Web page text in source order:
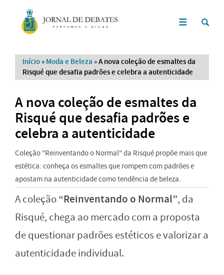
Início » Moda e Beleza »A nova coleção de esmaltes da
Risqué que desafia padrões e celebra a autenticidade
A nova coleção de esmaltes da
Risqué que desafia padrões e
celebra a autenticidade
Coleção "Reinventando o Normal" da Risqué propõe mais que
estética: conheça os esmaltes que rompem com padrões e
apostam na autenticidade como tendência de beleza.
A coleção“Reinventando o Normal”, da
Risqué, chega ao mercado com a proposta
de questionar padrões estéticos e valorizar a
autenticidade individual.